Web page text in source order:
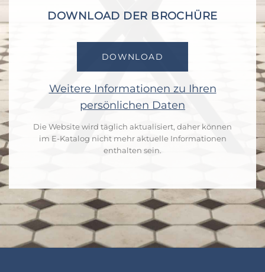
DOWNLOAD DER BROCHÜRE
DOWNLOAD
Weitere Informationen zu Ihren
persönlichen Daten
Die Website wird täglich aktualisiert, daher können
im E-Katalog nicht mehr aktuelle Informationen
enthalten sein.